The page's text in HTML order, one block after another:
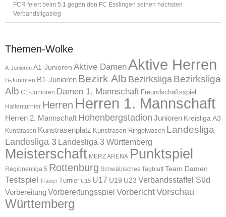
FCR feiert beim 5:1 gegen den FC Esslingen seinen höchsten
Verbandsligasieg
Themen-Wolke
A-Junioren A1-Junioren Aktive Damen Aktive Herren
B-Junioren B1-Junioren Bezirk Alb Bezirksliga Bezirksliga
Alb C1-Junioren Damen 1. Mannschaft Freundschaftsspiel
Hallenturnier Herren Herren 1. Mannschaft
Herren 2. Mannschaft Hohenbergstadion Junioren Kreisliga A3
Kunstrasen Kunstrasenplatz Kunstrasen Ringelwasen Landesliga
Landesliga 3 Landesliga 3 Württemberg
Meisterschaft MERZ ARENA Punktspiel
Regionenliga 5 Rottenburg Schwäbisches Tagblatt Team Damen
Testspiel Trainer Turnier U15 U17 U19 U23 Verbandsstaffel Süd
VorbereitungVorbereitungsspiel VorberichtVorschau
Württemberg